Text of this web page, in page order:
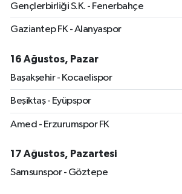
Gençlerbirliği S.K. - Fenerbahçe
Gaziantep FK - Alanyaspor
16 Ağustos, Pazar
Başakşehir - Kocaelispor
Beşiktaş - Eyüpspor
Amed - Erzurumspor FK
17 Ağustos, Pazartesi
Samsunspor - Göztepe